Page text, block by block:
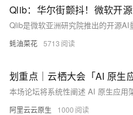
蚝油菜花 5713
划重点｜云栖大会「AI 原生
阿里云云原生 1000